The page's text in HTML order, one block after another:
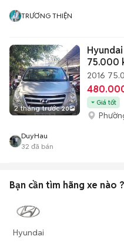
TRƯƠNG THIỆN
2 tháng trước 20
75.000
2016
Giá tốt
DuyHau
32 đã bán
Bạn cần tìm hãng xe nào ?
Hyundai